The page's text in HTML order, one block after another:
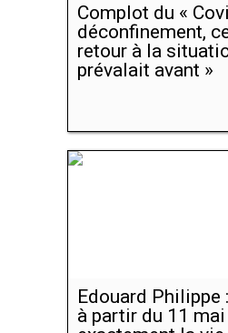
Complot du «
déconfinement,
retour à la
prévalait avant »
Edouard Philippe
à partir du 11 mai